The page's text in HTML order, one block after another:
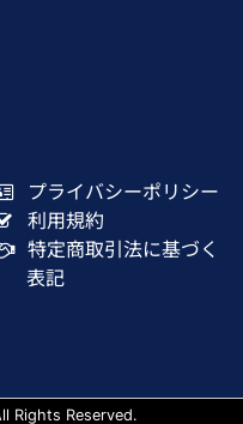
プライバシーポリシー
利用規約
特定商取引法に基づく
表記
Rights Reserved.